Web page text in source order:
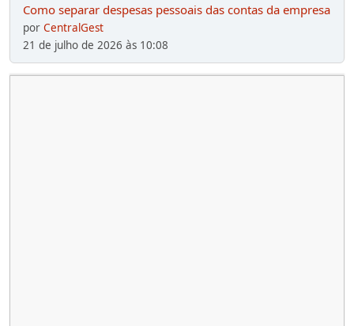
Como separar despesas pessoais das contas da empresa
por CentralGest
21 de julho de 2026 às 10:08